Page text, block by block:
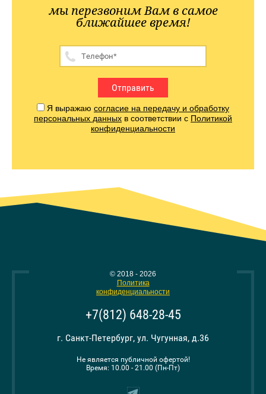
мы перезвоним Вам в самое
ближайшее время!
Отправить
Я выражаю согласие на передачу и обработку
персональных данных в соответствии с Политикой
конфиденциальности
© 2018 - 2026
Политика
конфиденциальности
+7(812) 648-28-45
г. Санкт-Петербург, ул. Чугунная, д.36
Не является публичной офертой!
Время: 10.00 - 21.00 (Пн-Пт)